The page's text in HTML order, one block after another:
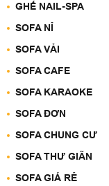
GHẾ NAIL-SPA
SOFA NỈ
SOFA VẢI
SOFA CAFE
SOFA KARAOKE
SOFA ĐƠN
SOFA CHUNG CƯ
SOFA THƯ GIÃN
SOFA GIÁ RẺ